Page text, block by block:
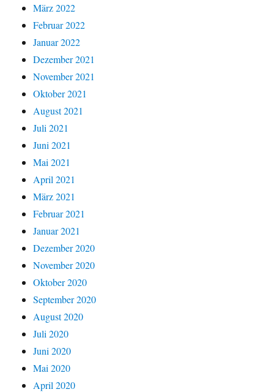
März 2022
Februar 2022
Januar 2022
Dezember 2021
November 2021
Oktober 2021
August 2021
Juli 2021
Juni 2021
Mai 2021
April 2021
März 2021
Februar 2021
Januar 2021
Dezember 2020
November 2020
Oktober 2020
September 2020
August 2020
Juli 2020
Juni 2020
Mai 2020
April 2020